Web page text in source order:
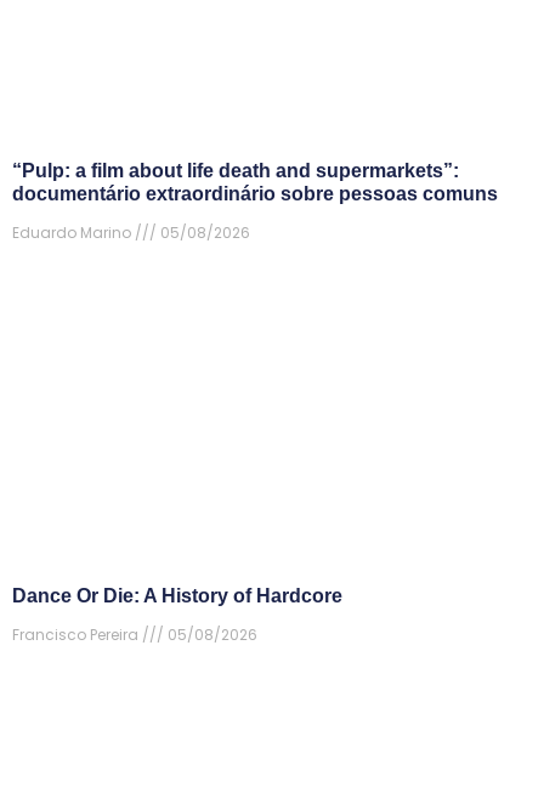
“Pulp: a film about life death and supermarkets”:
documentário extraordinário sobre pessoas comuns
Eduardo Marino
05/08/2026
Dance Or Die: A History of Hardcore
Francisco Pereira
05/08/2026